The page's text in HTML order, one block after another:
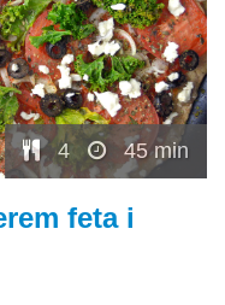
4 45 min
feta i